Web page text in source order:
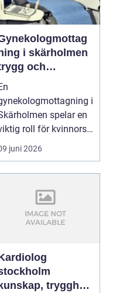
i skärholmen
och
vård
för kvinnor
i
spelar en
roll för kvinnors
i södra
Stockholm. Här ...
juni 2026
kunskap, trygghet